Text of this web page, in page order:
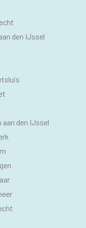
den IJssel
den IJssel